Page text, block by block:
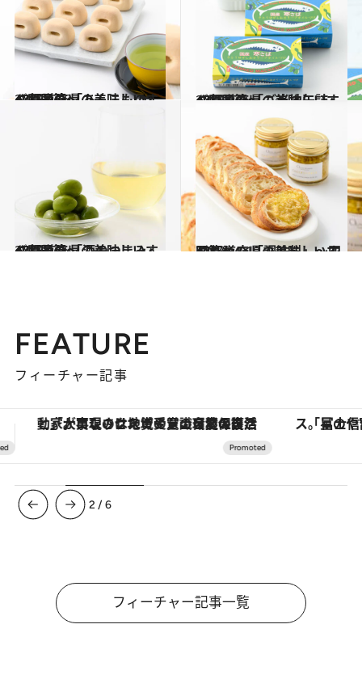
2018.4.22
47都道府県の美味しいすぐれもの 「あんこもの」～四国篇～
グルメ 2018.3.4
47都道府県の美味しいすぐれもの 「ご当地缶詰」～四国篇～
グルメ
2018.1.7
47都道府県の美味しいすぐれもの 「酒のつまみ」～四国篇～
グルメ 2017.11.19
47都道府県の美味しいすぐれもの 「調味料」～四国篇～
グルメ
FEATURE
フィーチャー記事
「星のや富士」でデジタルデトックス。冨士信仰の歴史を辿り、心身を調える。 ヴァシュロン・コンスタンタ
3 /6
フィーチャー記事一覧